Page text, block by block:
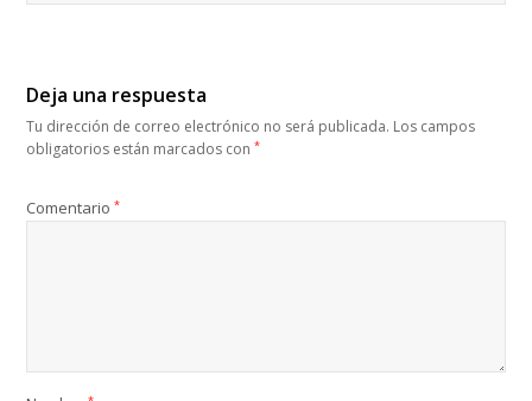
Deja una respuesta
Tu dirección de correo electrónico no será publicada. Los campos
obligatorios están marcados con*
Comentario*